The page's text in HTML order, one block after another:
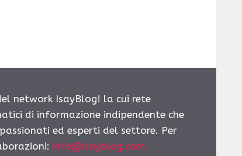
network IsayBlog! la cui rete
di informazione indipendente che
ed esperti del settore. Per
info@isayblog.com